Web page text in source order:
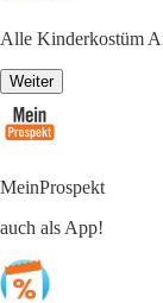
Alle Kinderkostüm
Weiter
MeinProspekt
auch als App!